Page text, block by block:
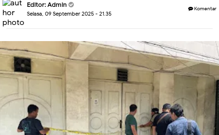
Editor: Admin
Selasa, 09 September 2025 - 21.35
Komentar